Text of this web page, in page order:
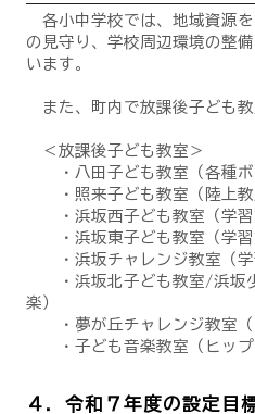
各小中学校では、地域資源
の見守り、学校周辺環境の整
います。
また、町内で放課後子ども教
＜放課後子ども教室＞
・八田子ども教室（各種ボ
・照来子ども教室（陸上教
・浜坂西子ども教室（学習
・浜坂東子ども教室（学習
・浜坂チャレンジ教室（学
・浜坂北子ども教室/浜坂
楽）
・夢が丘チャレンジ教室（
・子ども音楽教室（ヒップ
４．令和７年度の設定目